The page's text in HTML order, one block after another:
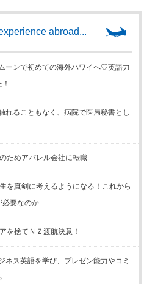
abroad...
ーンで初めての海外ハワイへ♡英語力
れることもなく、病院で医局秘書とし
ためアパレル会社に転職
を真剣に考えるようになる！これから
必要なのか…
を捨てＮＺ渡航決意！
ネス英語を学び、プレゼン能力やコミ